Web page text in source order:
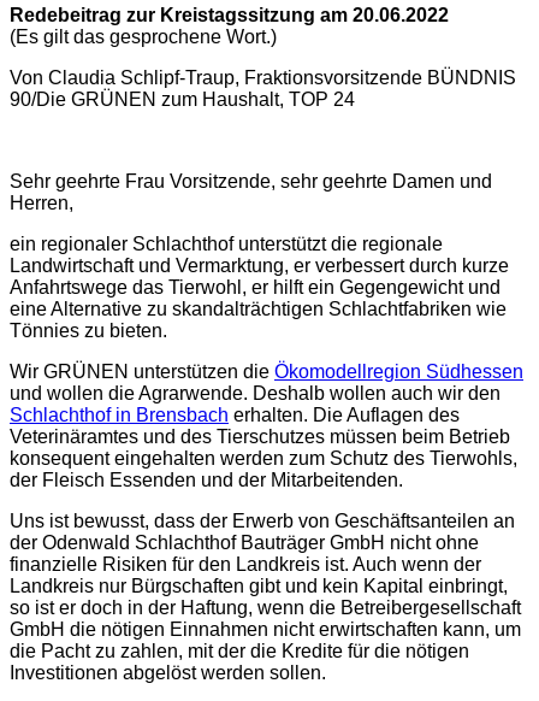
Redebeitrag zur Kreistagssitzung am 20.06.2022
(Es gilt das gesprochene Wort.)
Von Claudia Schlipf-Traup, Fraktionsvorsitzende BÜNDNIS
90/Die GRÜNEN zum Haushalt, TOP 24
Sehr geehrte Frau Vorsitzende, sehr geehrte Damen und
Herren,
ein regionaler Schlachthof unterstützt die regionale
Landwirtschaft und Vermarktung, er verbessert durch kurze
Anfahrtswege das Tierwohl, er hilft ein Gegengewicht und
eine Alternative zu skandalträchtigen Schlachtfabriken wie
Tönnies zu bieten.
Wir GRÜNEN unterstützen die Ökomodellregion Südhessen
und wollen die Agrarwende. Deshalb wollen auch wir den
Schlachthof in Brensbach erhalten. Die Auflagen des
Veterinäramtes und des Tierschutzes müssen beim Betrieb
konsequent eingehalten werden zum Schutz des Tierwohls,
der Fleisch Essenden und der Mitarbeitenden.
Uns ist bewusst, dass der Erwerb von Geschäftsanteilen an
der Odenwald Schlachthof Bauträger GmbH nicht ohne
finanzielle Risiken für den Landkreis ist. Auch wenn der
Landkreis nur Bürgschaften gibt und kein Kapital einbringt,
so ist er doch in der Haftung, wenn die Betreibergesellschaft
GmbH die nötigen Einnahmen nicht erwirtschaften kann, um
die Pacht zu zahlen, mit der die Kredite für die nötigen
Investitionen abgelöst werden sollen.